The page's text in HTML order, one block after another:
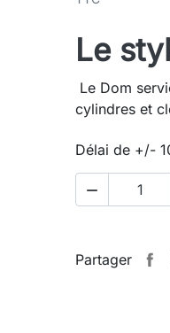
Le
Le Dom
cylindres et
Délai de +/-

Partager